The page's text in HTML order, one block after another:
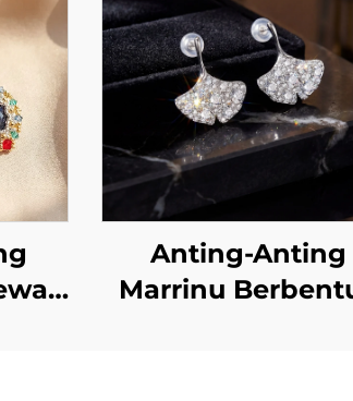
Anting-Anting
Marrinu